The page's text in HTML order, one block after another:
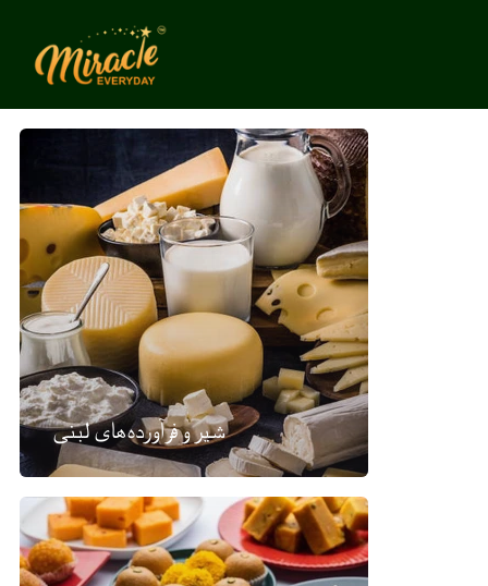
شیر و فرآورده‌های لبنی